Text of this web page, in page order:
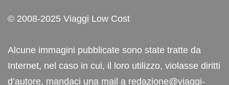
© 2008-2025 Viaggi Low Cost
Alcune immagini pubblicate sono state tratte da
Internet, nel caso in cui, il loro utilizzo, violasse diritti
d’autore, mandaci una mail a redazione@viaggi-